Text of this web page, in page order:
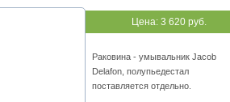
Цена: 3 620 руб.
Раковина - умывальник Jacob
Delafon, полупьедестал
поставляется отдельно.